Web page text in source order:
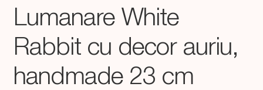
Lumanare White
Rabbit cu decor auriu,
handmade 23 cm